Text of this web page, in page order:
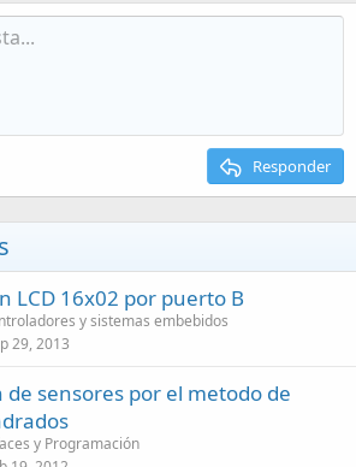
Responder
LCD 16x02 por puerto B
y sistemas embebidos
29, 2013
de sensores por el metodo de
y Programación